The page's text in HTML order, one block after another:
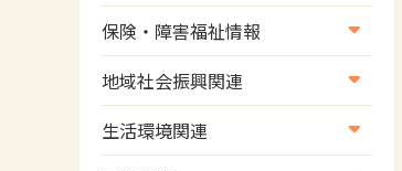
学会
学術誌
養成教育
生涯教育
研修会
協会認定資格試験・審査会情
保険・障害福祉情報
医療保険情報
介護保険情報
児童福祉・障害福祉情報
地域社会振興関連
地域社会振興部地域事業支援
課【認知症対策班】
生活環境関連